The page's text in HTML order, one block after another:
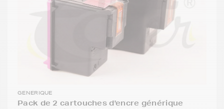
GENERIQUE
Pack de 2 cartouches d'encre générique